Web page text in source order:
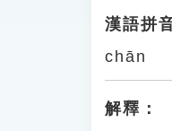
漢語拼
chān
解釋：